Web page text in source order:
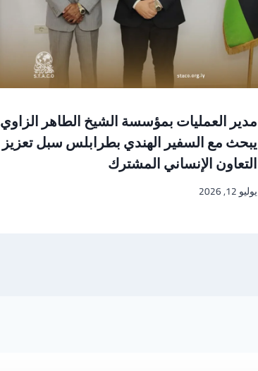
مدير العمليات بمؤسسة الشيخ الطاهر الزاوي
يبحث مع السفير الهندي بطرابلس سبل تعزيز
التعاون الإنساني المشترك
يوليو 12, 2026